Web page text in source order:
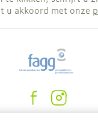
u akkoord met onze